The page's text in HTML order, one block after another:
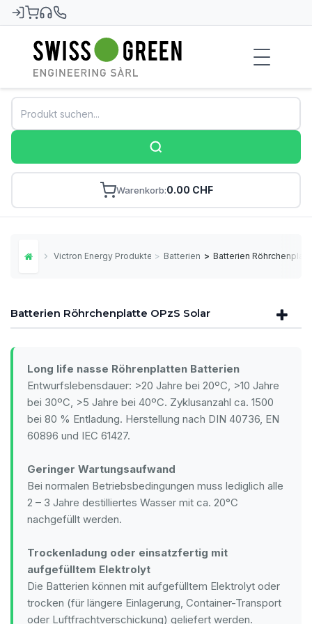
Swiss-Green
Warenkorb 0.00 CHF
Home Victron Energy Produkte > Batterien > Batterien
Batterien Röhrchenplatte OPzS Solar
Long life nasse Röhrenplatten Batterien
Entwurfslebensdauer: >20 Jahre bei 20ºC, >10 Jahre
bei 30ºC, >5 Jahre bei 40ºC. Zyklusanzahl ca. 1500
bei 80 % Entladung. Herstellung nach DIN 40736, EN
60896 und IEC 61427.
Geringer Wartungsaufwand
Bei normalen Betriebsbedingungen muss lediglich alle
2 – 3 Jahre destilliertes Wasser mit ca. 20°C
nachgefüllt werden.
Trockenladung oder einsatzfertig mit
aufgefülltem Elektrolyt
Die Batterien können mit aufgefülltem Elektrolyt oder
trocken (für längere Einlagerung, Container-Transport
oder Luftfrachtverschickung) geliefert werden.